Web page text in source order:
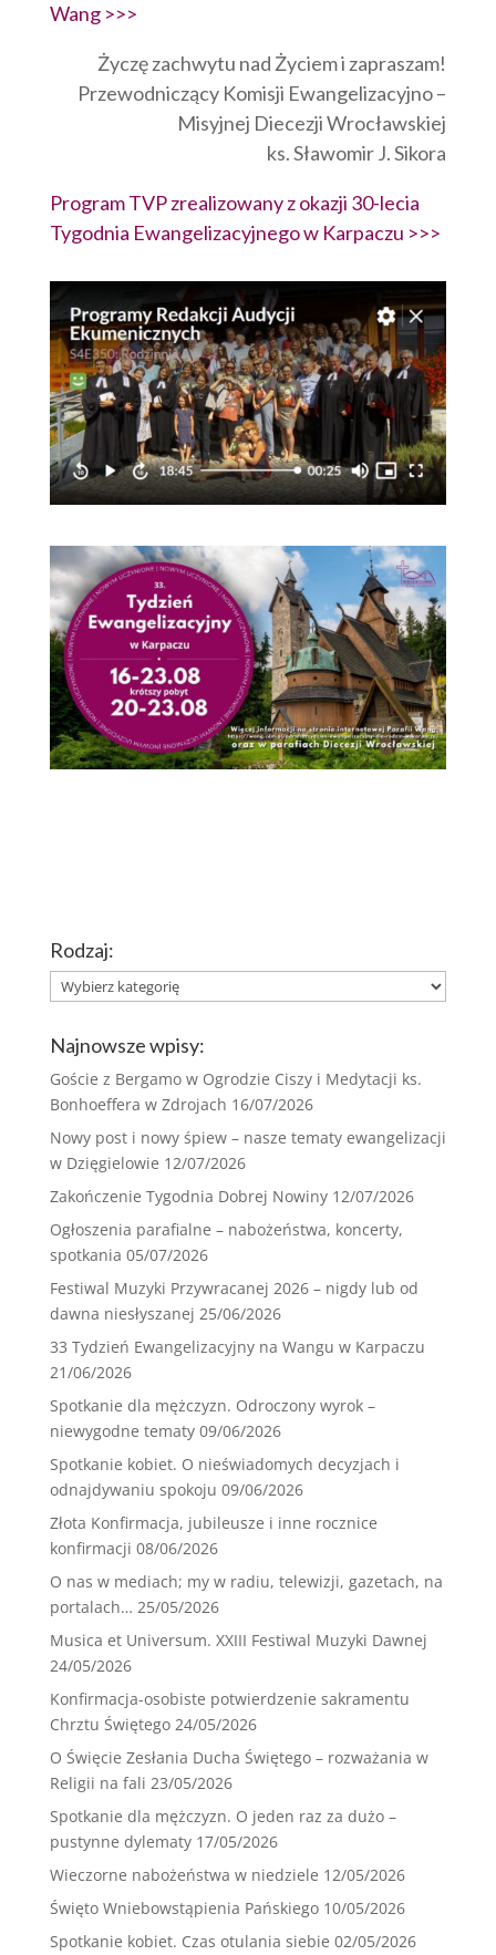
Wang >>>
Życzę zachwytu nad Życiem i zapraszam!
Przewodniczący Komisji Ewangelizacyjno –
Misyjnej Diecezji Wrocławskiej
ks. Sławomir J. Sikora
Program TVP zrealizowany z okazji 30-lecia
Tygodnia Ewangelizacyjnego w Karpaczu >>>
Rodzaj:
Rodzaj:
Najnowsze wpisy:
Goście z Bergamo w Ogrodzie Ciszy i Medytacji ks.
Bonhoeffera w Zdrojach 16/07/2026
Nowy post i nowy śpiew – nasze tematy ewangelizacji
w Dzięgielowie 12/07/2026
Zakończenie Tygodnia Dobrej Nowiny 12/07/2026
Ogłoszenia parafialne – nabożeństwa, koncerty,
spotkania 05/07/2026
Festiwal Muzyki Przywracanej 2026 – nigdy lub od
dawna niesłyszanej 25/06/2026
33 Tydzień Ewangelizacyjny na Wangu w Karpaczu
21/06/2026
Spotkanie dla mężczyzn. Odroczony wyrok –
niewygodne tematy 09/06/2026
Spotkanie kobiet. O nieświadomych decyzjach i
odnajdywaniu spokoju 09/06/2026
Złota Konfirmacja, jubileusze i inne rocznice
konfirmacji 08/06/2026
O nas w mediach; my w radiu, telewizji, gazetach, na
portalach… 25/05/2026
Musica et Universum. XXIII Festiwal Muzyki Dawnej
24/05/2026
Konfirmacja-osobiste potwierdzenie sakramentu
Chrztu Świętego 24/05/2026
O Święcie Zesłania Ducha Świętego – rozważania w
Religii na fali 23/05/2026
Spotkanie dla mężczyzn. O jeden raz za dużo –
pustynne dylematy 17/05/2026
Wieczorne nabożeństwa w niedziele 12/05/2026
Święto Wniebowstąpienia Pańskiego 10/05/2026
Spotkanie kobiet. Czas otulania siebie 02/05/2026